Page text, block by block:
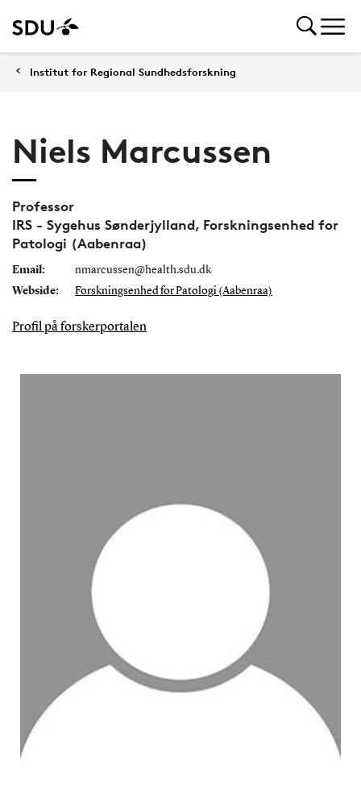
Institut for Regional Sundhedsforskning
Niels Marcussen
Professor
IRS - Sygehus Sønderjylland, Forskningsenhed for
Patologi (Aabenraa)
Email:
nmarcussen@health.sdu.dk
Webside:
Forskningsenhed for Patologi (Aabenraa)
Profil på forskerportalen